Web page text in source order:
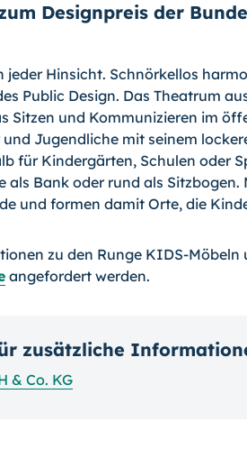
Designpreis der
jeder Hinsicht. Schnörkellos
Public Design. Das Theatrum
Sitzen und Kommunizieren im
Jugendliche mit seinem
für Kindergärten, Schulen oder
als Bank oder rund als
und formen damit Orte, die
zu den Runge KIDS-Möbeln
angefordert werden.
zusätzliche
& Co. KG